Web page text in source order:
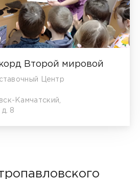
Второй мировой
Центр
Камчатский,
д. 8